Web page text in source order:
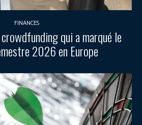
FINANCES
qui a marqué le
2026 en Europe